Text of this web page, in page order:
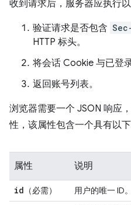
收到请求后，服务器应执行以
验证请求是否包含
HTTP 标头。
将会话 Cookie 与已登
返回账号列表。
浏览器需要一个 JSON 响应
性，该属性包含一个具有以
属性 说明
id （必需） 用户的唯一 ID。